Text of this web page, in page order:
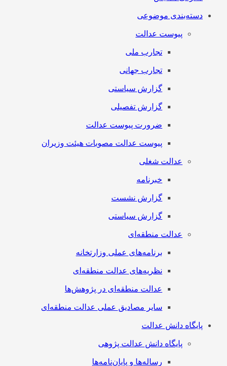
دسته‌بندی موضوعی
پیوست عدالت
تجارب ملی
تجارب جهانی
گزارش سیاستی
گزارش تفصیلی
ضرورت پیوست عدالت
پیوست عدالت مصوبات هیئت وزیران
عدالت شغلی
خبرنامه
گزارش نشست
گزارش سیاستی
عدالت منطقه‌ای
برنامه‌های عملی وزارتخانه
نظریه‌های عدالت منطقه‌ای
عدالت منطقه‌ای در پژوهش‌ها
سایر مصادیق عملی عدالت منطقه‌ای
پایگاه دانش عدالت
پایگاه دانش عدالت پژوهی
رساله‌ها و پایان‌نامه‌ها